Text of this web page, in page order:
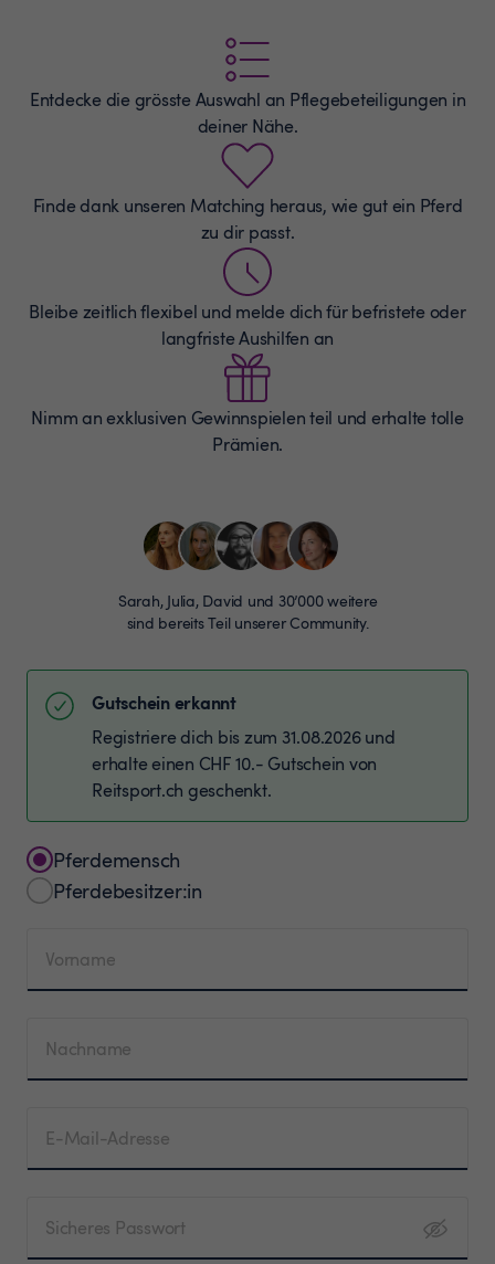
Entdecke die grösste Auswahl an Pflegebeteiligungen in
deiner Nähe.
Finde dank unseren Matching heraus, wie gut ein Pferd
zu dir passt.
Bleibe zeitlich flexibel und melde dich für befristete oder
langfriste Aushilfen an
Nimm an exklusiven Gewinnspielen teil und erhalte tolle
Prämien.
Sarah, Julia, David und 30’000 weitere
sind bereits Teil unserer Community.
Gutschein erkannt
Registriere dich bis zum 31.08.2026 und
erhalte einen CHF 10.- Gutschein von
Reitsport.ch geschenkt.
Pferdemensch
Pferdebesitzer:in
Vorname
Nachname
E-Mail-Adresse
Sicheres Passwort